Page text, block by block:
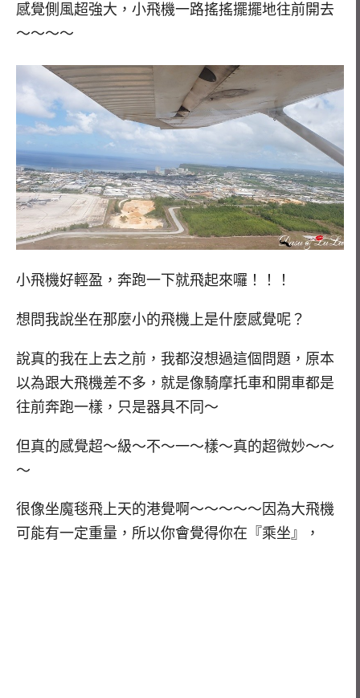
感覺側風超強大，小飛機一路搖搖擺擺地往前開去
～～～～
小飛機好輕盈，奔跑一下就飛起來囉！！！
想問我說坐在那麼小的飛機上是什麼感覺呢？
說真的我在上去之前，我都沒想過這個問題，原本
以為跟大飛機差不多，就是像騎摩托車和開車都是
往前奔跑一樣，只是器具不同～
但真的感覺超～級～不～一～樣～真的超微妙～～
～
很像坐魔毯飛上天的港覺啊～～～～～因為大飛機
可能有一定重量，所以你會覺得你在『乘坐』，